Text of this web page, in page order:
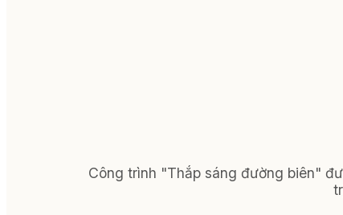
Công trình "Thắp sáng đường biên"